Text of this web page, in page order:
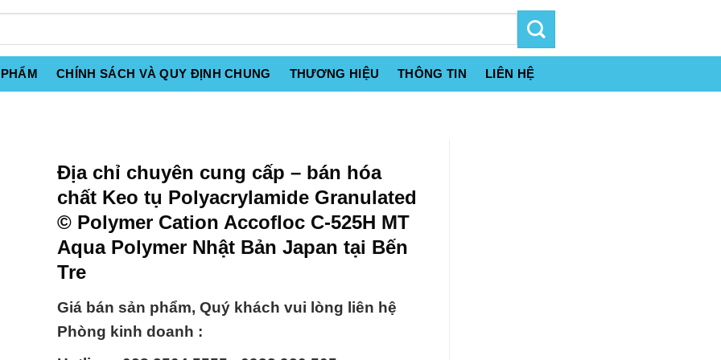
CHÍNH SÁCH VÀ QUY ĐỊNH CHUNG THƯƠNG HIỆU THÔNG TIN LIÊN HỆ
Địa chỉ chuyên cung cấp – bán hóa
chất Keo tụ Polyacrylamide Granulated
© Polymer Cation Accofloc C-525H MT
Aqua Polymer Nhật Bản Japan tại Bến
Tre
Giá bán sản phẩm, Quý khách vui lòng liên hệ
Phòng kinh doanh :